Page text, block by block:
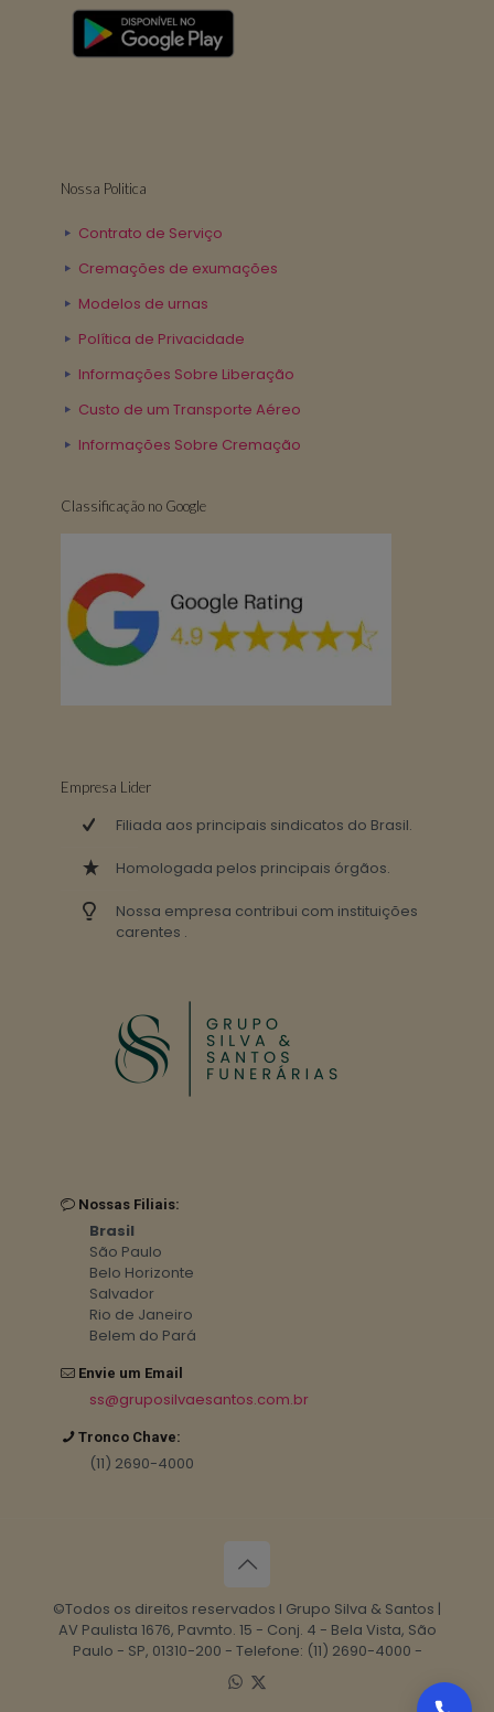
Nossa Politica
Contrato de Serviço
Cremações de exumações
Modelos de urnas
Política de Privacidade
Informações Sobre Liberação
Custo de um Transporte Aéreo
Informações Sobre Cremação
Classificação no Google
Empresa Lider
Filiada aos principais sindicatos do Brasil.
Homologada pelos principais órgãos.
Nossa empresa contribui com instituições
carentes .
Nossas Filiais:
Brasil
São Paulo
Belo Horizonte
Salvador
Rio de Janeiro
Belem do Pará
Envie um Email
ss@gruposilvaesantos.com.br
Tronco Chave:
(11) 2690-4000
©Todos os direitos reservados I Grupo Silva & Santos |
AV Paulista 1676, Pavmto. 15 - Conj. 4 - Bela Vista, São
Paulo - SP, 01310-200 - Telefone: (11) 2690-4000 -